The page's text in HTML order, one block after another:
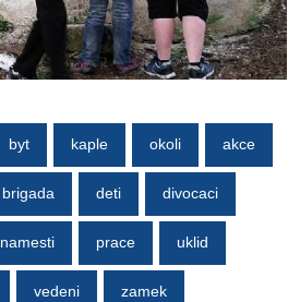
byt kaple okoli akce
brigada deti divocaci
namesti prace uklid
vedeni zamek